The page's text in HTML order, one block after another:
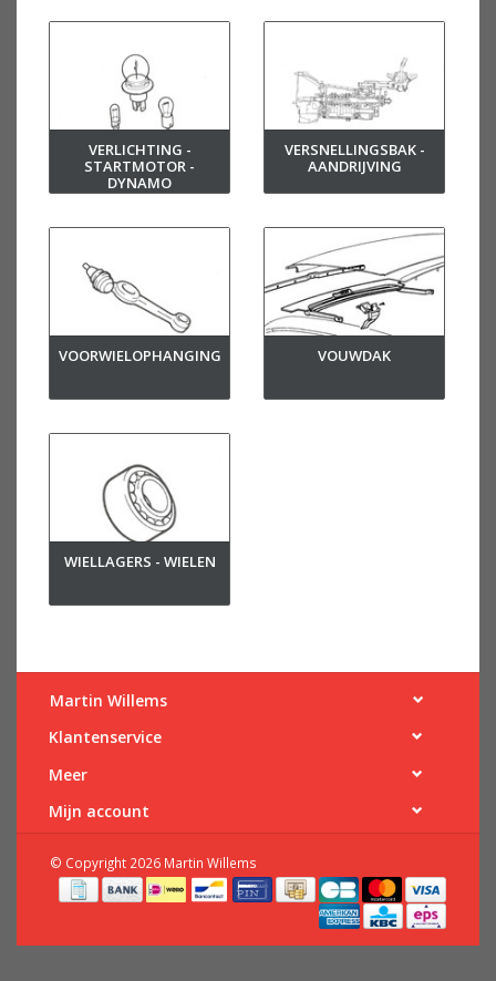
VERLICHTING -
STARTMOTOR -
DYNAMO
VERSNELLINGSBAK -
AANDRIJVING
VOORWIELOPHANGING VOUWDAK
WIELLAGERS - WIELEN
Martin Willems
Klantenservice
Meer
Mijn account
© Copyright 2026 Martin Willems